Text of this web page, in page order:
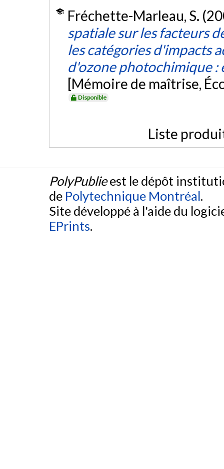
Fréchette-Marleau, S.
spatiale sur les facteurs
les catégories d'impacts
d'ozone photochimique :
[Mémoire de maîtrise,
Disponible
Liste
PolyPublieest le dépôt
de Polytechnique Montréal.
Site développé à l'aide du
EPrints.